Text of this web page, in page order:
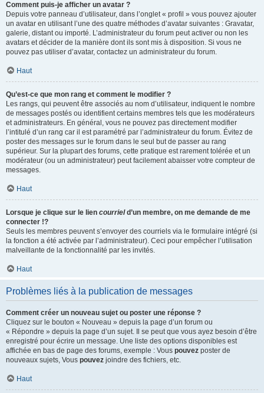
Comment puis-je afficher un avatar ?
Depuis votre panneau d’utilisateur, dans l’onglet « profil » vous pouvez ajouter
un avatar en utilisant l’une des quatre méthodes d’avatar suivantes : Gravatar,
galerie, distant ou importé. L’administrateur du forum peut activer ou non les
avatars et décider de la manière dont ils sont mis à disposition. Si vous ne
pouvez pas utiliser d’avatar, contactez un administrateur du forum.
Haut
Qu’est-ce que mon rang et comment le modifier ?
Les rangs, qui peuvent être associés au nom d’utilisateur, indiquent le nombre
de messages postés ou identifient certains membres tels que les modérateurs
et administrateurs. En général, vous ne pouvez pas directement modifier
l’intitulé d’un rang car il est paramétré par l’administrateur du forum. Évitez de
poster des messages sur le forum dans le seul but de passer au rang
supérieur. Sur la plupart des forums, cette pratique est rarement tolérée et un
modérateur (ou un administrateur) peut facilement abaisser votre compteur de
messages.
Haut
Lorsque je clique sur le lien courrield’un membre, on me demande de me
connecter !?
Seuls les membres peuvent s’envoyer des courriels via le formulaire intégré (si
la fonction a été activée par l’administrateur). Ceci pour empêcher l’utilisation
malveillante de la fonctionnalité par les invités.
Haut
Problèmes liés à la publication de messages
Comment créer un nouveau sujet ou poster une réponse ?
Cliquez sur le bouton « Nouveau » depuis la page d’un forum ou
« Répondre » depuis la page d’un sujet. Il se peut que vous ayez besoin d’être
enregistré pour écrire un message. Une liste des options disponibles est
affichée en bas de page des forums, exemple : Vous pouvez poster de
nouveaux sujets, Vous pouvez joindre des fichiers, etc.
Haut